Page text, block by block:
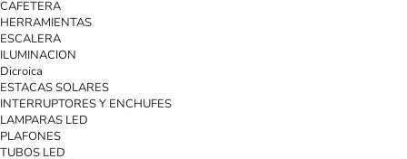
CAFETERA
HERRAMIENTAS
ESCALERA
ILUMINACION
Dicroica
ESTACAS SOLARES
INTERRUPTORES Y ENCHUFES
LAMPARAS LED
PLAFONES
TUBOS LED